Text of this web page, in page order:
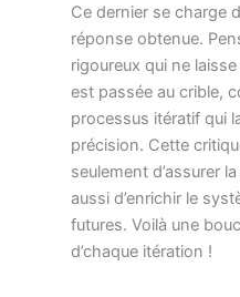
Ce dernier se charge
réponse obtenue.
rigoureux qui ne
est passée au crible,
processus itératif qui
précision. Cette
seulement d’assurer
aussi d’enrichir le
futures. Voilà une
d’chaque itération !